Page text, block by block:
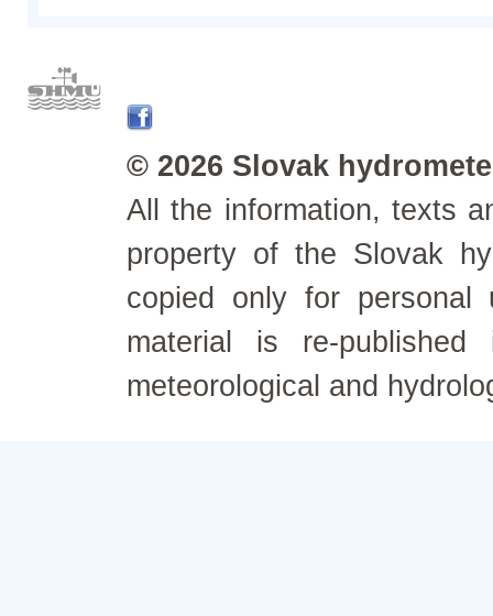
© 2026 Slovak
All the information, texts
property of the Slovak
copied only for personal
material is re-
meteorological and